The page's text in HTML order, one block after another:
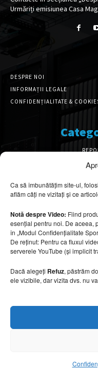
Ca să îmbunătățim site-ul,
aflăm câți ne vizitați și ce
Notă despre Video: Fiind
esențial pentru noi. De aceea,
în „Modul Confidențialitate
De reținut: Pentru ca fluxul
serverele YouTube (și implicit
Dacă alegeți Refuz, păstrăm
ele vizibile, dar vizita dvs. nu
Urmăriți emisiunea Casa
DESPRE NOI
INFORMAȚII LEGALE
CONFIDENȚIALITATE &
Secretele construirii
6 august 2026
Cum amenajezi curtea